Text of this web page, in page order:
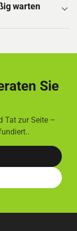
warten
Sie
Tat zur Seite –